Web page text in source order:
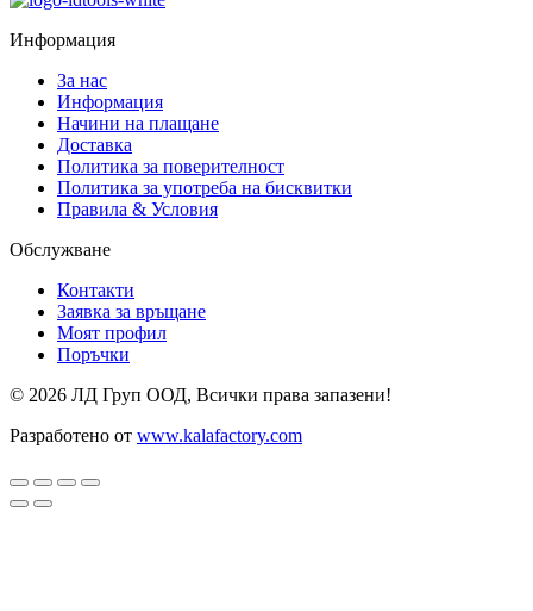
Информация
За нас
Информация
Начини на плащане
Доставка
Политика за поверителност
Политика за употреба на бисквитки
Правила & Условия
Обслужване
Контакти
Заявка за връщане
Моят профил
Поръчки
© 2026 ЛД Груп ООД, Всички права запазени!
Разработено от www.kalafactory.com